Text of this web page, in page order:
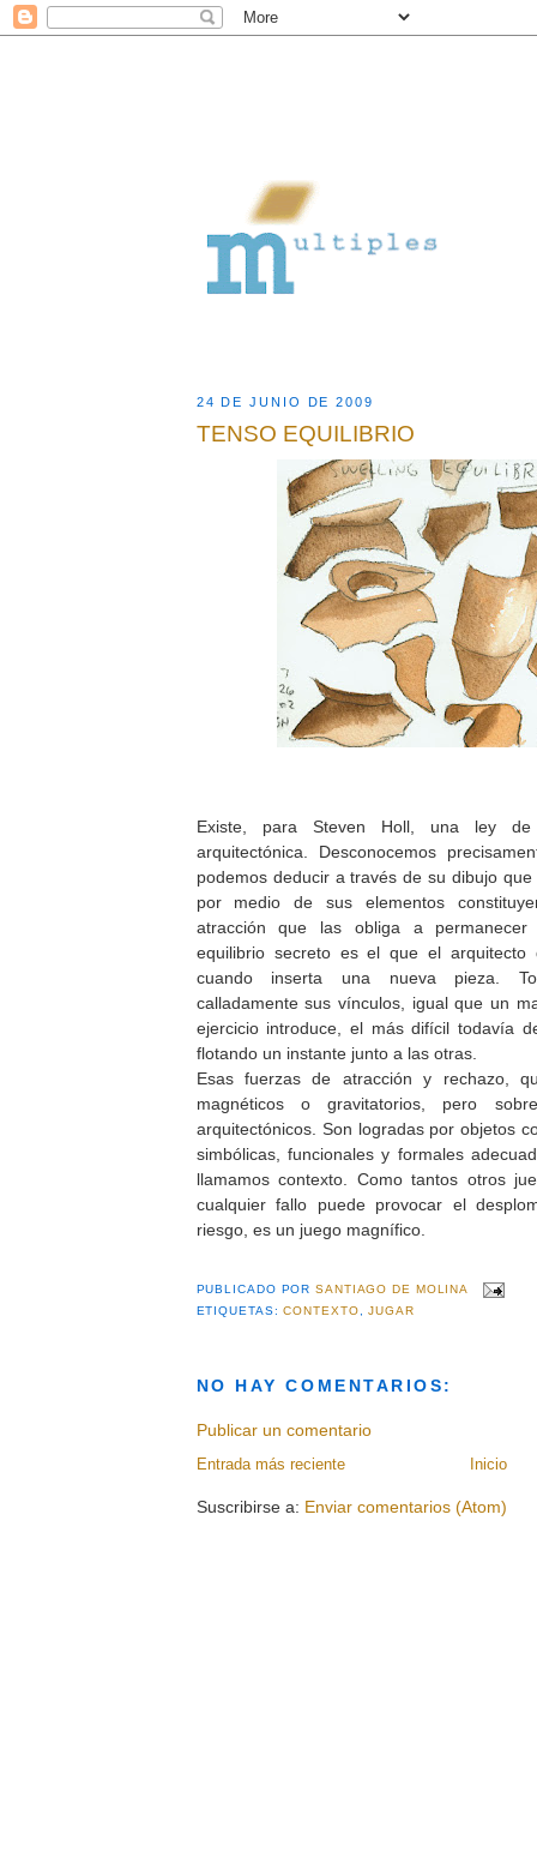
24 DE JUNIO DE 2009
TENSO EQUILIBRIO
Existe, para Steven Holl, una ley de
arquitectónica. Desconocemos
podemos deducir a través de su dibujo
por medio de sus elementos
atracción que las obliga a
equilibrio secreto es el que el arquitecto
cuando inserta una nueva pieza.
calladamente sus vínculos, igual que un
ejercicio introduce, el más difícil todavía
flotando un instante junto a las otras.
Esas fuerzas de atracción y rechazo,
magnéticos o gravitatorios, pero
arquitectónicos. Son logradas por objetos
simbólicas, funcionales y formales
llamamos contexto. Como tantos otros
cualquier fallo puede provocar el
riesgo, es un juego magnífico.
PUBLICADO PORSANTIAGO DE MOLINA
ETIQUETAS:CONTEXTO,JUGAR
NO HAY COMENTARIOS:
Publicar un comentario
Entrada más reciente Inicio
Suscribirse a: Enviar comentarios (Atom)